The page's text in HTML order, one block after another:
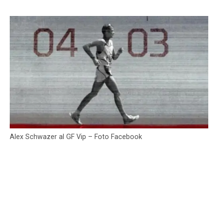
Alex Schwazer al GF Vip – Foto Facebook